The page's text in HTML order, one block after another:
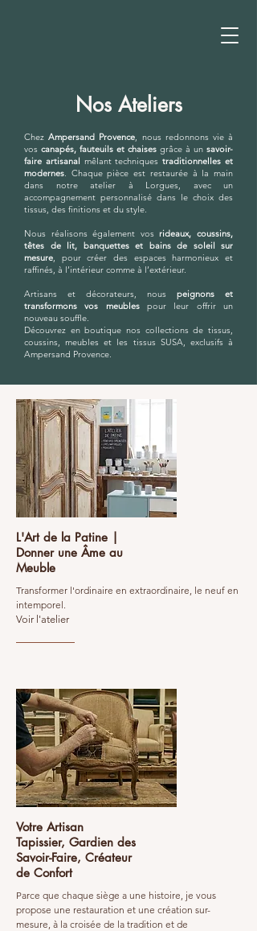
Nos Ateliers
ChezAmpersand Provence, nous redonnons vie à
vos canapés, fauteuils et chaises grâce à un savoir-
faire artisanal mêlant techniquestraditionnelles et
modernes. Chaque pièce est restaurée à la main
dans notre atelier à Lorgues, avec un
accompagnement personnalisé dans le choix des
tissus, des finitions et du style.
Nous réalisons également vosrideaux, coussins,
têtes de lit, banquettes et bains de soleil sur
mesure, pour créer des espaces harmonieux et
raffinés, à l’intérieur comme à l’extérieur.
Artisans et décorateurs, nous peignons et
transformons vos meublespour leur offrir un
nouveau souffle.
Découvrez en boutique nos collections de tissus,
coussins, meubles et les tissus SUSA, exclusifs à
Ampersand Provence.
L'Art de la Patine |
Donner une Âme au
Meuble
Transformer l'ordinaire en extraordinaire, le neuf en
intemporel.
Voir l'atelier
Votre Artisan
Tapissier, Gardien des
Savoir-Faire, Créateur
de Confort
Parce que chaque siège a une histoire, je vous
propose une restauration et une création sur-
mesure, à la croisée de la tradition et de